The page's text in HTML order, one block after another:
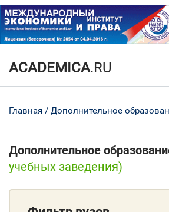
ACADEMICA.RU
Главная Дополнительное
Дополнительное
учебных заведения)
Да Нет